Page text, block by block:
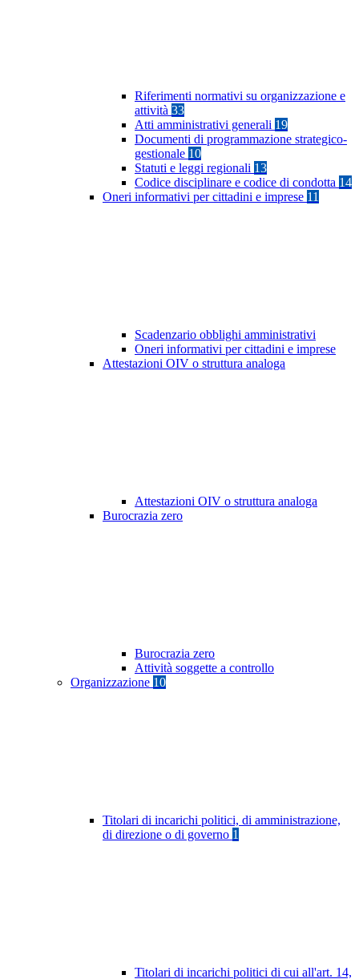
Riferimenti normativi su organizzazione e
attività 33
Atti amministrativi generali 19
Documenti di programmazione strategico-
gestionale 10
Statuti e leggi regionali 13
Codice disciplinare e codice di condotta 14
Oneri informativi per cittadini e imprese 11
Scadenzario obblighi amministrativi
Oneri informativi per cittadini e imprese
Attestazioni OIV o struttura analoga
Attestazioni OIV o struttura analoga
Burocrazia zero
Burocrazia zero
Attività soggette a controllo
Organizzazione 10
Titolari di incarichi politici, di amministrazione,
di direzione o di governo 1
Titolari di incarichi politici di cui all'art. 14,